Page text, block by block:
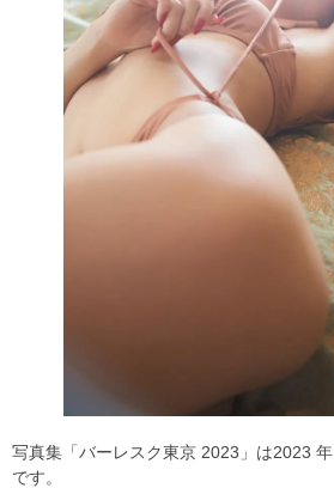
写真集「バーレスク東京 2023」は2023
です。